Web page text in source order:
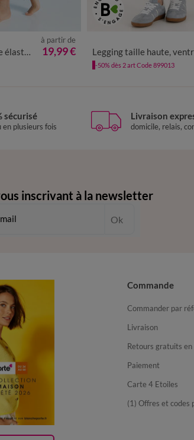
54
56
à partir de
19,99 €
58
Legging taille haute,
-50% dès 2 art Code 899013
sécurisé
en plusieurs fois
Livraison
domicile, relais,
inscrivant à la newsletter
Ok
Commande
Commander par
Livraison
Retours gratuits
Paiement
Carte 4 Etoiles
(1) Offres et codes